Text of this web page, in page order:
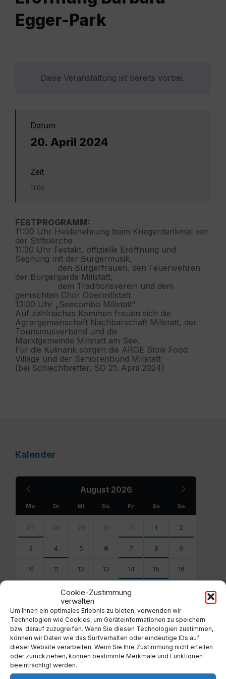
Cookie-Zustimmung
verwalten
Um Ihnen ein optimales Erlebnis zu bieten, verwenden wir
Technologien wie Cookies, um Geräteinformationen zu speichern
bzw. darauf zuzugreifen. Wenn Sie diesen Technologien zustimmen,
können wir Daten wie das Surfverhalten oder eindeutige IDs auf
dieser Website verarbeiten. Wenn Sie Ihre Zustimmung nicht erteilen
oder zurückziehen, können bestimmte Merkmale und Funktionen
beeinträchtigt werden.
Egger-Park
Diese Veranstaltung ist bereits vorbei.
Datum
20. April 2024
Zeit
11:00
FESTPROGRAMM:
11:00 Uhr Heldenehrung beim Kriegerdenkmal vor
der Stiftskirche
11:30 Uhr Festakt, offizielle Eröffnung und
Segnung mit der Bürgermusik,
den Bürgerfrauen, den Feuerwehren
der Bürgergarde Millstatt,
dem Traditionsverein und dem
gemischten Chor Obermillstatt
13:00 Uhr „Seecombo Millstatt“
Auf zahlreiches Kommen freuen sich die
Agrargemeinschaft Nachbarschaft Millstatt, der
Tourismusverband und die
Marktgemeinde Millstatt am See.
Für die Kulinarik sorgen die ARGE Slow Food
Village und der Seniorenbund Millstatt
(bei Schlechtwetter, SO 21. April 2024)
Kalender
August 2026
Month
Mo Di Mi Do Fr Sa So
calendar
days
27 28 29 30 31 1 2
3 4 5 6 7 8 9
10 11 12 13 14 15 16
19 20 21
24 25 26 27 28 29 30
31 1 2 3 4 5 6
Back
to
calendar
days